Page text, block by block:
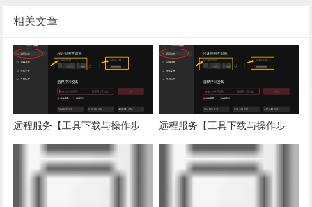
相关文章
远程服务【工具下载与操作步
远程服务【工具下载与操作步